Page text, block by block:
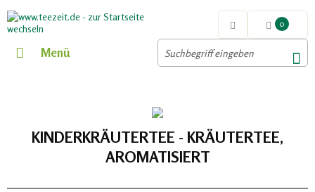
0
Menü
KINDERKRÄUTERTEE - KRÄUTERTEE,
AROMATISIERT